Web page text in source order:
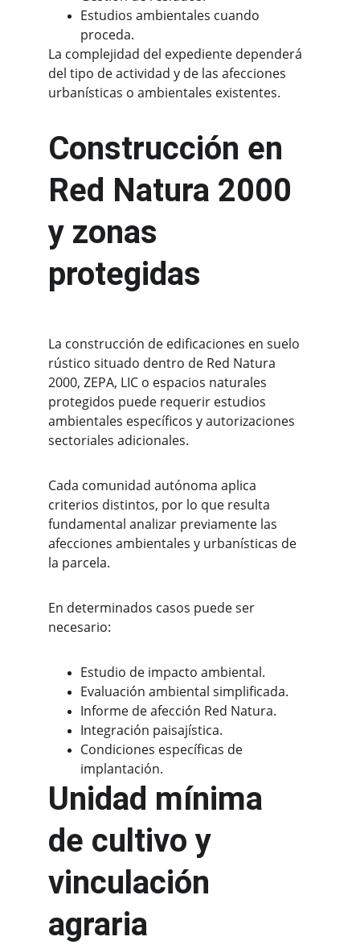
Estudios ambientales cuando
proceda.
La complejidad del expediente dependerá
del tipo de actividad y de las afecciones
urbanísticas o ambientales existentes.
Construcción en
Red Natura 2000
y zonas
protegidas
La construcción de edificaciones en suelo
rústico situado dentro de Red Natura
2000, ZEPA, LIC o espacios naturales
protegidos puede requerir estudios
ambientales específicos y autorizaciones
sectoriales adicionales.
Cada comunidad autónoma aplica
criterios distintos, por lo que resulta
fundamental analizar previamente las
afecciones ambientales y urbanísticas de
la parcela.
En determinados casos puede ser
necesario:
Estudio de impacto ambiental.
Evaluación ambiental simplificada.
Informe de afección Red Natura.
Integración paisajística.
Condiciones específicas de
implantación.
Unidad mínima
de cultivo y
vinculación
agraria